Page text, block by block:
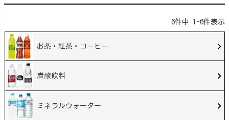
6件中 1 -6件表示
お茶・紅茶・コーヒー
炭酸飲料
ミネラルウォーター